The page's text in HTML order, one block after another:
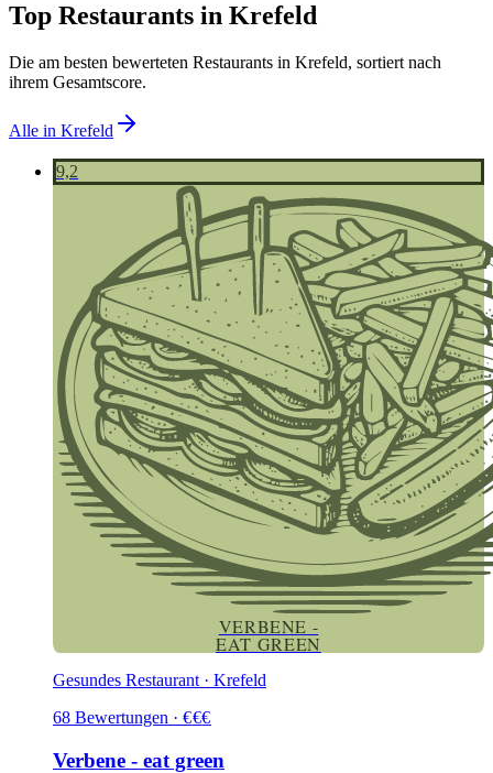
Top Restaurants in Krefeld
Die am besten bewerteten Restaurants in Krefeld, sortiert nach
ihrem Gesamtscore.
Alle in Krefeld
9,2
VERBENE -
EAT GREEN
Gesundes Restaurant · Krefeld
68 Bewertungen · €€€
Verbene - eat green